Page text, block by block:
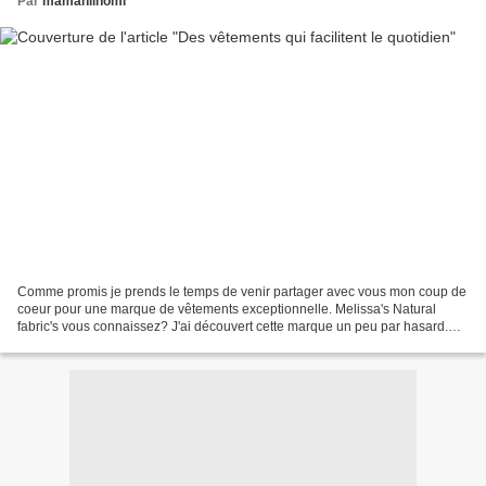
Comme promis je prends le temps de venir partager avec vous mon coup de
coeur pour une marque de vêtements exceptionnelle. Melissa's Natural
fabric's vous connaissez? J'ai découvert cette marque un peu par hasard.